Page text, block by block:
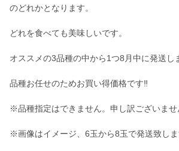
のどれかとなります。
どれを食べても美味しいです。
オススメの3品種の中から1つ8月中に発送し
品種お任せのためお買い得価格です‼︎
※品種指定はできません。申し訳ございませ
※画像はイメージ、6玉から8玉で発送致しま